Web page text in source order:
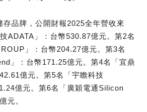
存品牌，公開財報2025全年營收來
ADATA」：台幣530.87億元。第2名
」：台幣204.27億元。第3名
」：台幣171.25億元。第4名「宜鼎
億元。第5名「宇瞻科技
億元。第6名「廣穎電通Silicon
元。